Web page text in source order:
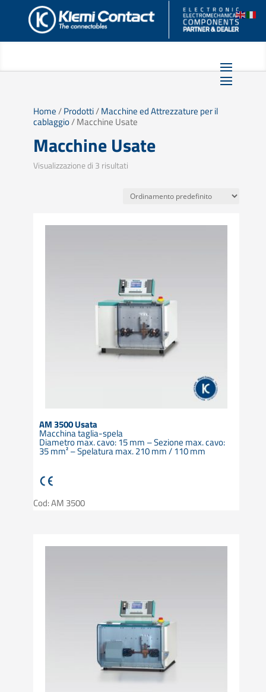
Home/Prodotti/Macchine ed Attrezzature per il
cablaggio/ Macchine Usate
Macchine Usate
Visualizzazione di 3 risultati
AM 3500 Usata
Macchina taglia-spela
Diametro max. cavo: 15 mm – Sezione max. cavo:
35 mm² – Spelatura max. 210 mm / 110 mm
Cod: AM 3500